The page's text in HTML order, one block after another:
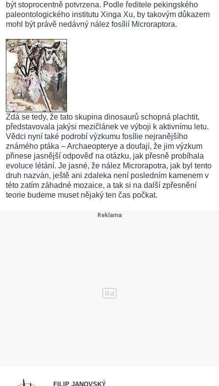
být stoprocentně potvrzena. Podle ředitele pekingského
paleontologického institutu Xinga Xu, by takovým důkazem
mohl být právě nedávný nález fosílií Microraptora.
Zdá se tedy, že tato skupina dinosaurů schopná plachtit,
představovala jakýsi mezičlánek ve výboji k aktivnímu letu.
Vědci nyní také podrobí výzkumu fosílie nejranějšího
známého ptáka – Archaeopterye a doufají, že jim výzkum
přinese jasnější odpověď na otázku, jak přesně probíhala
evoluce létání. Je jasné, že nález Microrapotra, jak byl tento
druh nazván, ještě ani zdaleka není posledním kamenem v
této zatím záhadné mozaice, a tak si na další zpřesnění
teorie budeme muset nějaký ten čas počkat.
FILIP JANOVSKÝ